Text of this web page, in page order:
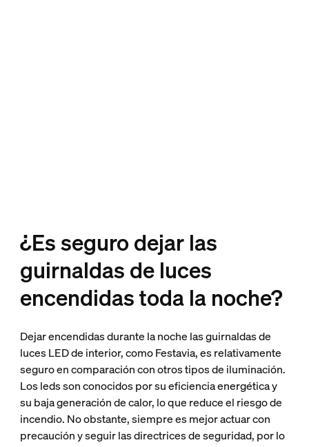
¿Es seguro dejar las
guirnaldas de luces
encendidas toda la noche?
Dejar encendidas durante la noche las guirnaldas de
luces LED de interior, como Festavia, es relativamente
seguro en comparación con otros tipos de iluminación.
Los leds son conocidos por su eficiencia energética y
su baja generación de calor, lo que reduce el riesgo de
incendio. No obstante, siempre es mejor actuar con
precaución y seguir las directrices de seguridad, por lo